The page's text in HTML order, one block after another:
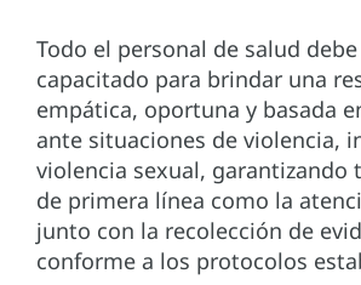
Todo el personal de salud
capacitado para brindar una
empática, oportuna y basada
ante situaciones de violencia,
violencia sexual, garantizando
de primera línea como la
junto con la recolección de
conforme a los protocolos